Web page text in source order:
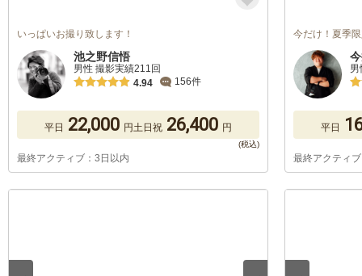
いっぱいお撮り致します！
池之野信悟
男性 撮影実績211回
4.94
156件
平日 22,000 円土日祝 26,400 円
最終アクティブ：3日以内
今だけ！夏季
平日
最終アクティ